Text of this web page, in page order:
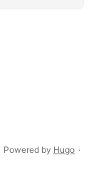
Powered by Hugo ·